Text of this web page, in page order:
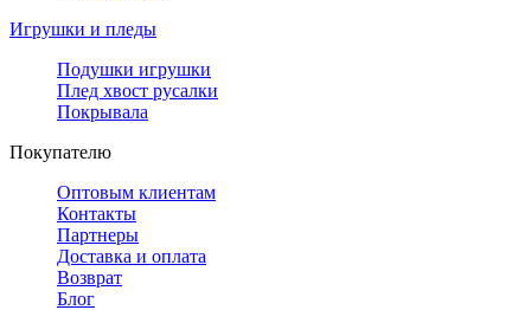
Игрушки и пледы
Подушки игрушки
Плед хвост русалки
Покрывала
Покупателю
Оптовым клиентам
Контакты
Партнеры
Доставка и оплата
Возврат
Блог